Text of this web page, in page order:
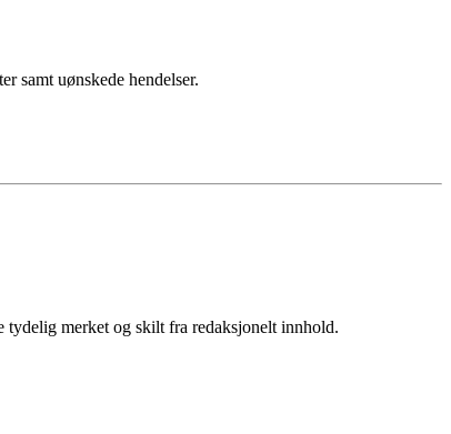
samt uønskede hendelser.
merket og skilt fra redaksjonelt innhold.